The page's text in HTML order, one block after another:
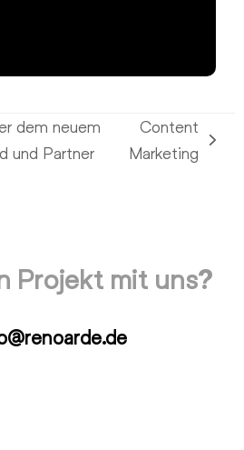
dem neuem
und Partner
Nächster
Content
Marketing
Projekt mit uns?